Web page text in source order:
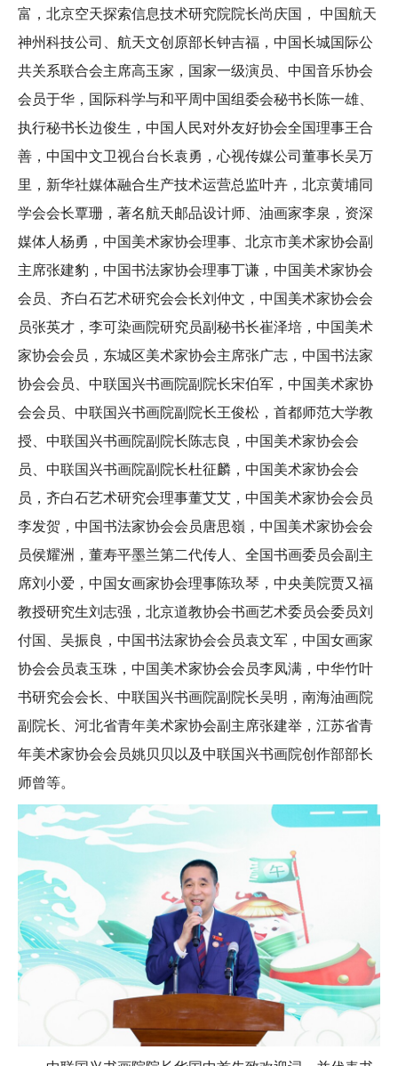
富，北京空天探索信息技术研究院院长尚庆国， 中国航天
神州科技公司、航天文创原部长钟吉福，中国长城国际公
共关系联合会主席高玉家，国家一级演员、中国音乐协会
会员于华，国际科学与和平周中国组委会秘书长陈一雄、
执行秘书长边俊生，中国人民对外友好协会全国理事王合
善，中国中文卫视台台长袁勇，心视传媒公司董事长吴万
里，新华社媒体融合生产技术运营总监叶卉，北京黄埔同
学会会长覃珊，著名航天邮品设计师、油画家李泉，资深
媒体人杨勇，中国美术家协会理事、北京市美术家协会副
主席张建豹，中国书法家协会理事丁谦，中国美术家协会
会员、齐白石艺术研究会会长刘仲文，中国美术家协会会
员张英才，李可染画院研究员副秘书长崔泽培，中国美术
家协会会员，东城区美术家协会主席张广志，中国书法家
协会会员、中联国兴书画院副院长宋伯军，中国美术家协
会会员、中联国兴书画院副院长王俊松，首都师范大学教
授、中联国兴书画院副院长陈志良，中国美术家协会会
员、中联国兴书画院副院长杜征麟，中国美术家协会会
员，齐白石艺术研究会理事董艾艾，中国美术家协会会员
李发贺，中国书法家协会会员唐思嶺，中国美术家协会会
员侯耀洲，董寿平墨兰第二代传人、全国书画委员会副主
席刘小爱，中国女画家协会理事陈玖琴，中央美院贾又福
教授研究生刘志强，北京道教协会书画艺术委员会委员刘
付国、吴振良，中国书法家协会会员袁文军，中国女画家
协会会员袁玉珠，中国美术家协会会员李凤满，中华竹叶
书研究会会长、中联国兴书画院副院长吴明，南海油画院
副院长、河北省青年美术家协会副主席张建举，江苏省青
年美术家协会会员姚贝贝以及中联国兴书画院创作部部长
师曾等。